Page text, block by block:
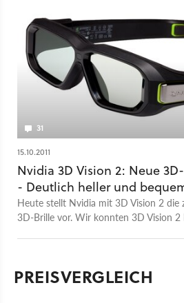
31
15.10.2011
Nvidia 3D Vision 2: Neue
- Deutlich heller und
Heute stellt Nvidia mit 3D Vision 2 die
3D-Brille vor. Wir konnten 3D Vision 2
PREISVERGLEICH